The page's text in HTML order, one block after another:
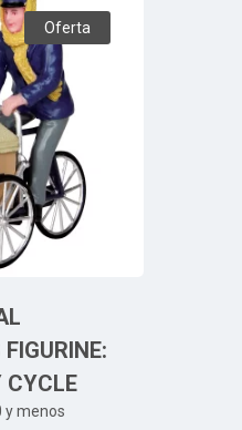
Oferta
CYCLE
y menos